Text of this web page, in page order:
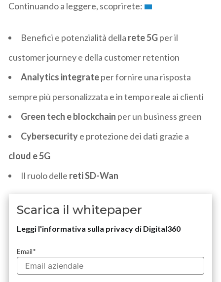
Continuando a leggere, scoprirete:
Benefici e potenzialità della rete 5Gper il
customer journey e della customer retention
Analytics integrateper fornire una risposta
sempre più personalizzata e in tempo reale ai clienti
Green tech e blockchain per un business green
Cybersecuritye protezione dei dati grazie a
cloud e 5G
Il ruolo delle reti SD-Wan
Scarica il whitepaper
Leggi l'informativa sulla privacy di Digital360
Email*